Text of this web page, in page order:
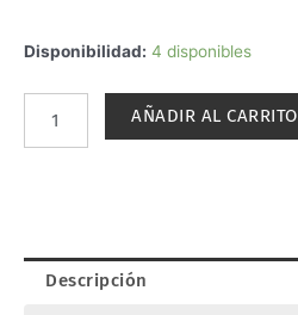
Disponibilidad: 4 disponibles
PS-
SPRAY
AÑADIR AL CARRITO
Descripción